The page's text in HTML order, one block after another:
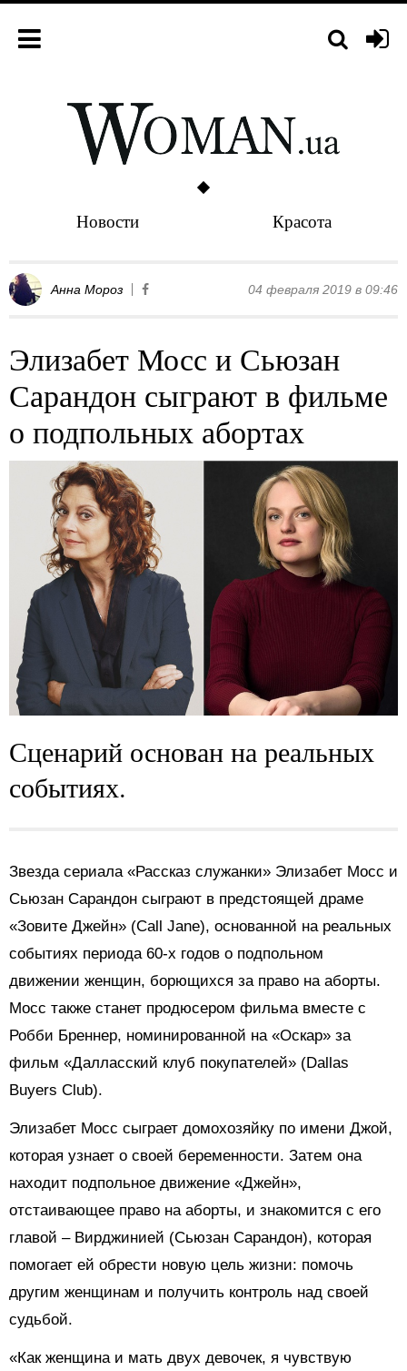
Новости Красота
Анна Мороз 04 февраля 2019 в 09:46
Элизабет Мосс и Сьюзан
Сарандон сыграют в фильме
о подпольных абортах
Сценарий основан на реальных
событиях.
Звезда сериала «Рассказ служанки» Элизабет Мосс и
Сьюзан Сарандон сыграют в предстоящей драме
«Зовите Джейн» (Call Jane), основанной на реальных
событиях периода 60-х годов о подпольном
движении женщин, борющихся за право на аборты.
Мосс также станет продюсером фильма вместе с
Робби Бреннер, номинированной на «Оскар» за
фильм «Далласский клуб покупателей» (Dallas
Buyers Club).
Элизабет Мосс сыграет домохозяйку по имени Джой,
которая узнает о своей беременности. Затем она
находит подпольное движение «Джейн»,
отстаивающее право на аборты, и знакомится с его
главой – Вирджинией (Сьюзан Сарандон), которая
помогает ей обрести новую цель жизни: помочь
другим женщинам и получить контроль над своей
судьбой.
«Как женщина и мать двух девочек, я чувствую